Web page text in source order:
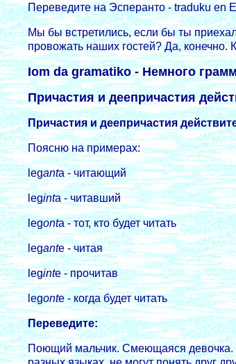
Пеpеведите на Эспеpанто - traduku en
Мы бы встретились, если бы ты
провожать наших гостей? Да, конечно.
Iom da gramatiko - Немного
Причастия и деепричастия
Причастия и деепричастия
Поясню на примерах:
leganta - читающий
leginta - читавший
legonta - тот, кто будет читать
legante - читая
leginte - прочитав
legonte - когда будет читать
Переведите:
Поющий мальчик. Смеющаяся девочка.